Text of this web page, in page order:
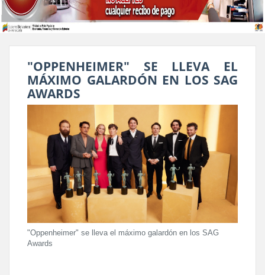
"OPPENHEIMER" SE LLEVA EL
MÁXIMO GALARDÓN EN LOS SAG
AWARDS
"Oppenheimer" se lleva el máximo galardón en los SAG
Awards